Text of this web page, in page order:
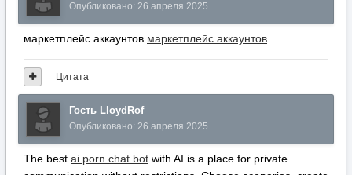
Опубликовано: 26 апреля 2025
маркетплейс аккаунтов маркетплейс аккаунтов
Цитата
Гость LloydRof
Опубликовано: 26 апреля 2025
The best ai porn chat bot with AI is a place for private